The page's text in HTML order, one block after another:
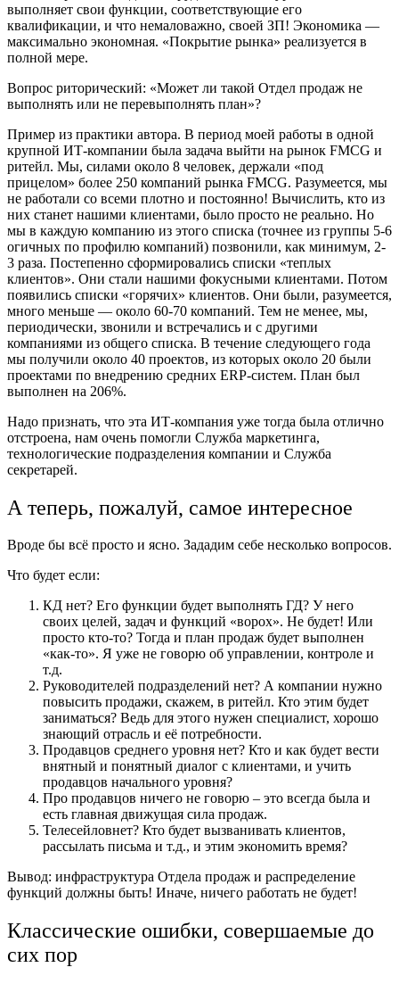
выполняет свои функции, соответствующие его
квалификации, и что немаловажно, своей ЗП! Экономика —
максимально экономная. «Покрытие рынка» реализуется в
полной мере.
Вопрос риторический: «Может ли такой Отдел продаж не
выполнять или не перевыполнять план»?
Пример из практики автора. В период моей работы в одной
крупной ИТ-компании была задача выйти на рынок FMСG и
ритейл. Мы, силами около 8 человек, держали «под
прицелом» более 250 компаний рынка FMCG. Разумеется, мы
не работали со всеми плотно и постоянно! Вычислить, кто из
них станет нашими клиентами, было просто не реально. Но
мы в каждую компанию из этого списка (точнее из группы 5-6
огичных по профилю компаний) позвонили, как минимум, 2-
3 раза. Постепенно сформировались списки «теплых
клиентов». Они стали нашими фокусными клиентами. Потом
появились списки «горячих» клиентов. Они были, разумеется,
много меньше — около 60-70 компаний. Тем не менее, мы,
периодически, звонили и встречались и с другими
компаниями из общего списка. В течение следующего года
мы получили около 40 проектов, из которых около 20 были
проектами по внедрению средних ERP-систем. План был
выполнен на 206%.
Надо признать, что эта ИТ-компания уже тогда была отлично
отстроена, нам очень помогли Служба маркетинга,
технологические подразделения компании и Служба
секретарей.
А теперь, пожалуй, самое интересное
Вроде бы всё просто и ясно. Зададим себе несколько вопросов.
Что будет если:
КД нет? Его функции будет выполнять ГД? У него
своих целей, задач и функций «ворох». Не будет! Или
просто кто-то? Тогда и план продаж будет выполнен
«как-то». Я уже не говорю об управлении, контроле и
т.д.
Руководителей подразделений нет? А компании нужно
повысить продажи, скажем, в ритейл. Кто этим будет
заниматься? Ведь для этого нужен специалист, хорошо
знающий отрасль и её потребности.
Продавцов среднего уровня нет? Кто и как будет вести
внятный и понятный диалог с клиентами, и учить
продавцов начального уровня?
Про продавцов ничего не говорю – это всегда была и
есть главная движущая сила продаж.
Телесейловнет? Кто будет вызванивать клиентов,
рассылать письма и т.д., и этим экономить время?
Вывод: инфраструктура Отдела продаж и распределение
функций должны быть! Иначе, ничего работать не будет!
Классические ошибки, совершаемые до
сих пор